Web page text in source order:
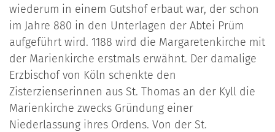
wiederum in einem Gutshof erbaut war, der schon
im Jahre 880 in den Unterlagen der Abtei Prüm
aufgeführt wird. 1188 wird die Margaretenkirche mit
der Marienkirche erstmals erwähnt. Der damalige
Erzbischof von Köln schenkte den
Zisterzienserinnen aus St. Thomas an der Kyll die
Marienkirche zwecks Gründung einer
Niederlassung ihres Ordens. Von der St.